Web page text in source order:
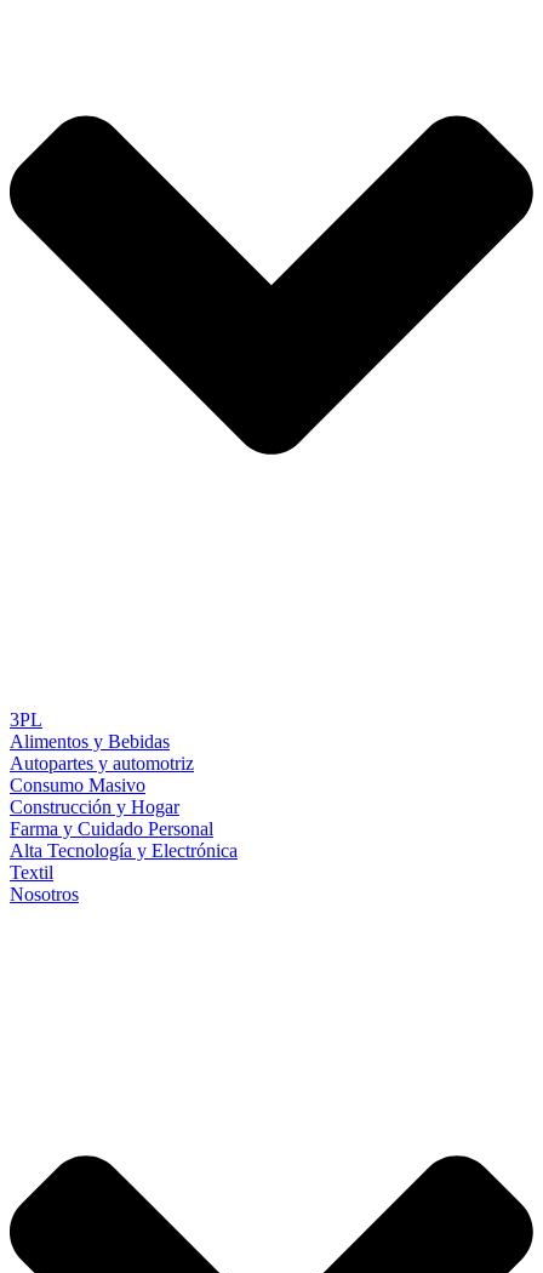
3PL
Alimentos y Bebidas
Autopartes y automotriz
Consumo Masivo
Construcción y Hogar
Farma y Cuidado Personal
Alta Tecnología y Electrónica
Textil
Nosotros